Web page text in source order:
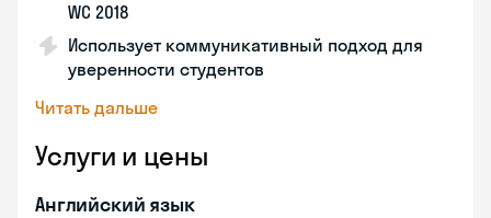
WC 2018
Использует коммуникативный подход для
уверенности студентов
Читать дальше
Услуги и цены
Английский язык